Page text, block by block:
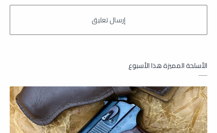
الأسلحة المميزة هذا الأسبوع